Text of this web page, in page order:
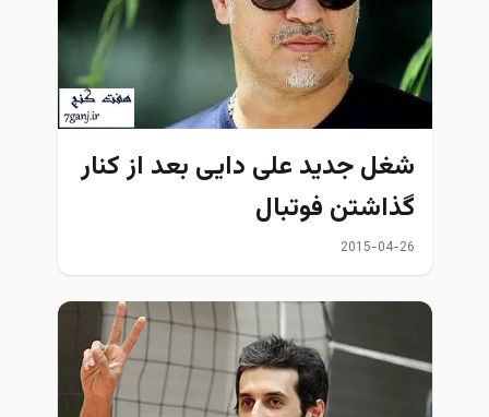
شغل جديد علی دایی بعد از کنار
گذاشتن فوتبال
2015-04-26